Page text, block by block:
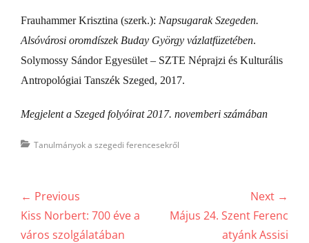
Frauhammer Krisztina (szerk.): Napsugarak Szegeden.
Alsóvárosi oromdíszek Buday György vázlatfüzetében.
Solymossy Sándor Egyesület – SZTE Néprajzi és Kulturális
Antropológiai Tanszék Szeged, 2017.
Megjelent a Szeged folyóirat 2017. novemberi számában
Categories
Tanulmányok a szegedi ferencesekről
Bejegyzés
navigáció
← Previous
Previous
post:
Kiss Norbert: 700 éve a
város szolgálatában
Next →
NextMájus 24. Szent Ferenc
atyánk Assisi